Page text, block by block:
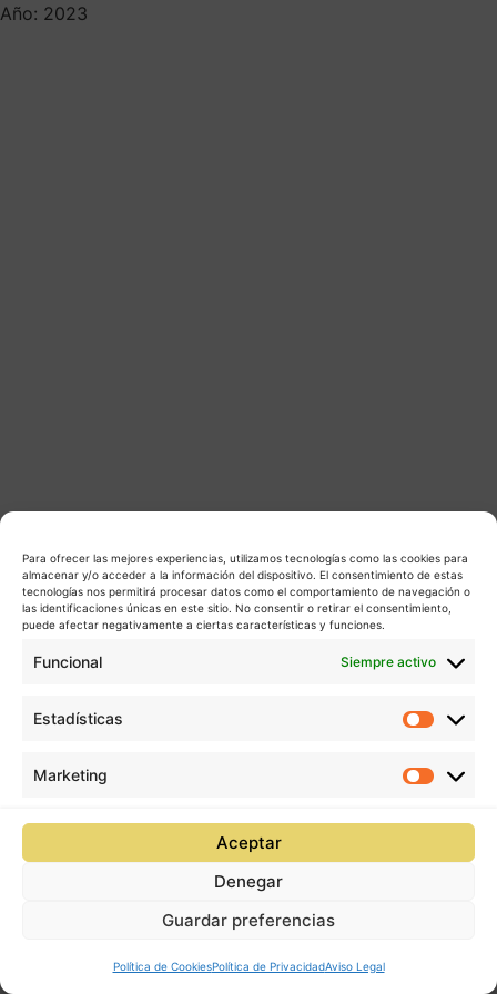
Para ofrecer las mejores experiencias, utilizamos tecnologías como las cookies para
almacenar y/o acceder a la información del dispositivo. El consentimiento de estas
tecnologías nos permitirá procesar datos como el comportamiento de navegación o
las identificaciones únicas en este sitio. No consentir o retirar el consentimiento,
puede afectar negativamente a ciertas características y funciones.
Funcional Siempre activo
Estadísticas
Marketing
Aceptar
Denegar
Guardar preferencias
Política de CookiesPolítica de PrivacidadAviso Legal
Año: 2023